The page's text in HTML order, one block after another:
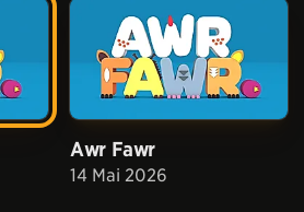
Awr Fawr
14 Mai 2026